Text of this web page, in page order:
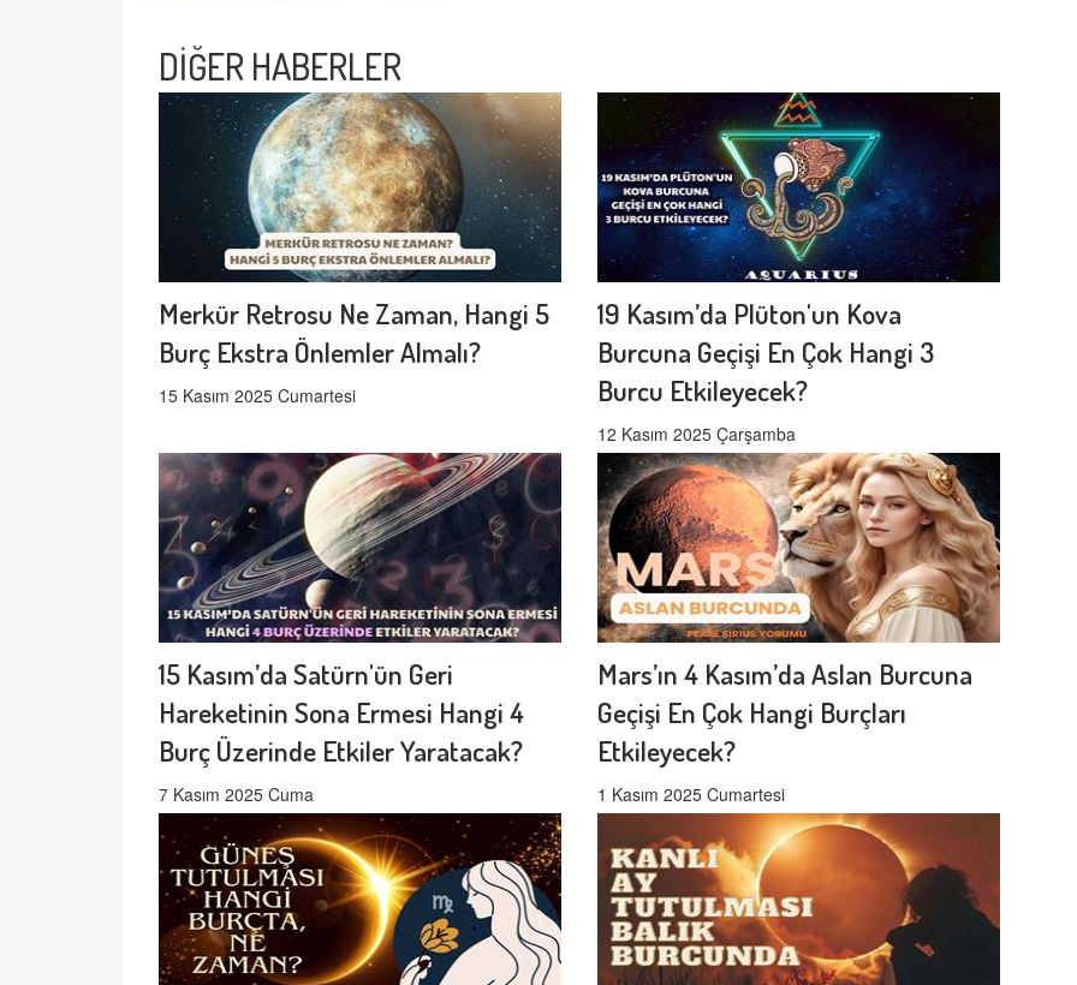
DİĞER HABERLER
Merkür Retrosu Ne Zaman, Hangi 5
Burç Ekstra Önlemler Almalı?
15 Kasım 2025 Cumartesi
19 Kasım’da Plüton'un Kova
Burcuna Geçişi En Çok Hangi 3
Burcu Etkileyecek?
12 Kasım 2025 Çarşamba
15 Kasım’da Satürn'ün Geri
Hareketinin Sona Ermesi Hangi 4
Burç Üzerinde Etkiler Yaratacak?
7 Kasım 2025 Cuma
Mars’ın 4 Kasım’da Aslan Burcuna
Geçişi En Çok Hangi Burçları
Etkileyecek?
1 Kasım 2025 Cumartesi